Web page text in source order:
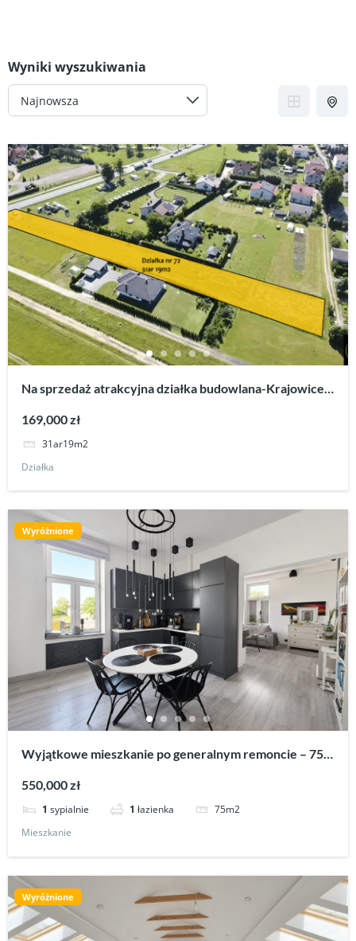
Wyniki wyszukiwania
Na sprzedaż atrakcyjna działka budowlana-Krajowice
169,000 zł
31ar19m2
Działka
Wyróżnione
Wyjątkowe mieszkanie po generalnym remoncie – 75
550,000 zł
1 sypialnie 1 łazienka
75m2
Mieszkanie
Wyróżnione